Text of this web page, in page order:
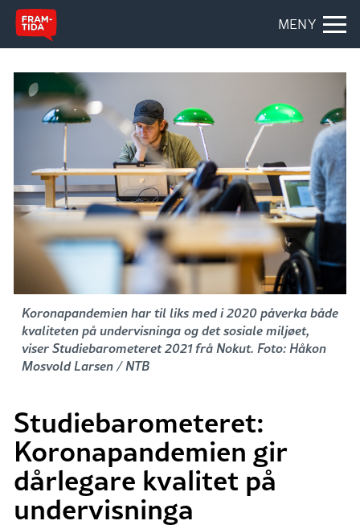
MENY
Koronapandemien har til liks med i 2020 påverka både
kvaliteten på undervisninga og det sosiale miljøet,
viser Studiebarometeret 2021 frå Nokut. Foto: Håkon
Mosvold Larsen / NTB
Studiebarometeret:
Koronapandemien gir
dårlegare kvalitet på
undervisninga